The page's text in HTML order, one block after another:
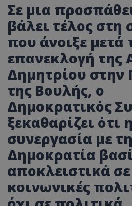
Σε μια
βάλει τέλος στη
που άνοιξε μετά
επανεκλογή της
Δημητρίου στην
της Βουλής, ο
Δημοκρατικός
ξεκαθαρίζει ότι η
συνεργασία με
Δημοκρατία
αποκλειστικά σε
κοινωνικές